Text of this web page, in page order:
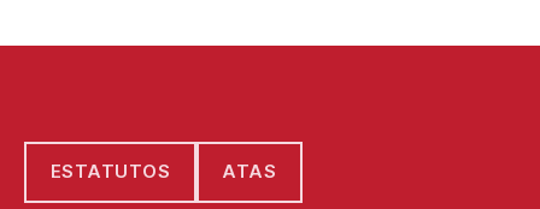
ESTATUTOS ATAS